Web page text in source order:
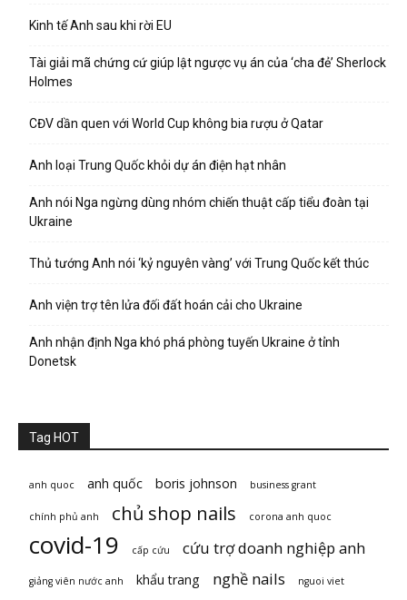
Kinh tế Anh sau khi rời EU
Tài giải mã chứng cứ giúp lật ngược vụ án của ‘cha đẻ’ Sherlock
Holmes
CĐV dần quen với World Cup không bia rượu ở Qatar
Anh loại Trung Quốc khỏi dự án điện hạt nhân
Anh nói Nga ngừng dùng nhóm chiến thuật cấp tiểu đoàn tại
Ukraine
Thủ tướng Anh nói ‘kỷ nguyên vàng’ với Trung Quốc kết thúc
Anh viện trợ tên lửa đối đất hoán cải cho Ukraine
Anh nhận định Nga khó phá phòng tuyến Ukraine ở tỉnh
Donetsk
Tag HOT
anh quoc anh quốc boris johnson business grant
chính phủ anh chủ shop nails corona anh quoc
covid-19 cấp cứu cứu trợ doanh nghiệp anh
giảng viên nước anh khẩu trang nghề nails nguoi viet